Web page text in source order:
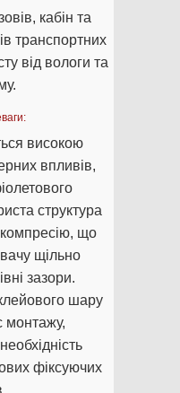
кабін та
транспортних
від вологи та
високою
впливів,
структура
компресію, що
щільно
зазори.
шару
монтажу,
фіксуючих